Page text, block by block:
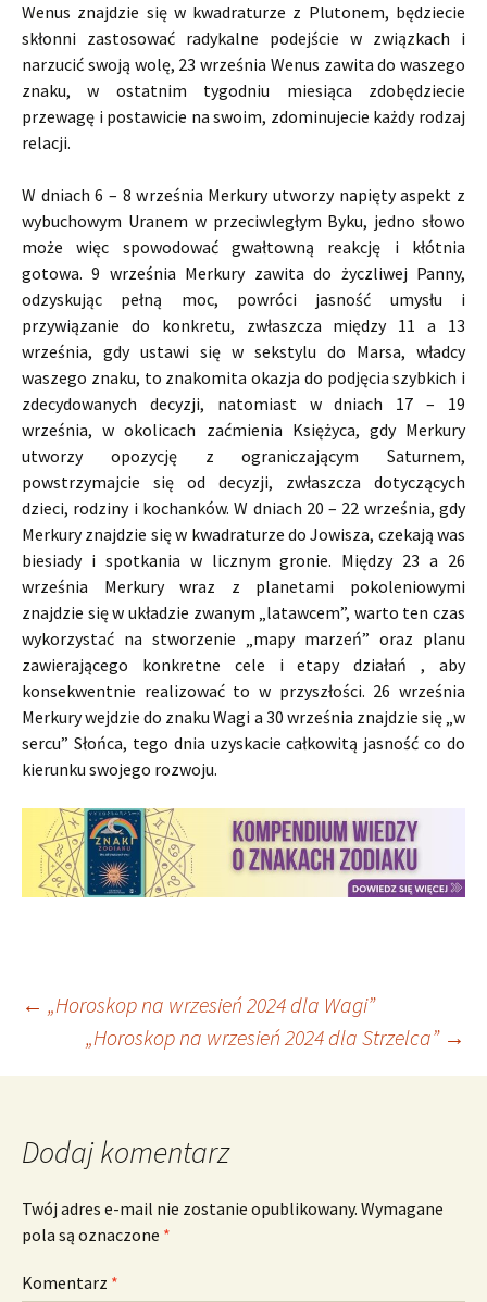
Wenus znajdzie się w kwadraturze z Plutonem, będziecie
skłonni zastosować radykalne podejście w związkach i
narzucić swoją wolę, 23 września Wenus zawita do waszego
znaku, w ostatnim tygodniu miesiąca zdobędziecie
przewagę i postawicie na swoim, zdominujecie każdy rodzaj
relacji.
W dniach 6 – 8 września Merkury utworzy napięty aspekt z
wybuchowym Uranem w przeciwległym Byku, jedno słowo
może więc spowodować gwałtowną reakcję i kłótnia
gotowa. 9 września Merkury zawita do życzliwej Panny,
odzyskując pełną moc, powróci jasność umysłu i
przywiązanie do konkretu, zwłaszcza między 11 a 13
września, gdy ustawi się w sekstylu do Marsa, władcy
waszego znaku, to znakomita okazja do podjęcia szybkich i
zdecydowanych decyzji, natomiast w dniach 17 – 19
września, w okolicach zaćmienia Księżyca, gdy Merkury
utworzy opozycję z ograniczającym Saturnem,
powstrzymajcie się od decyzji, zwłaszcza dotyczących
dzieci, rodziny i kochanków. W dniach 20 – 22 września, gdy
Merkury znajdzie się w kwadraturze do Jowisza, czekają was
biesiady i spotkania w licznym gronie. Między 23 a 26
września Merkury wraz z planetami pokoleniowymi
znajdzie się w układzie zwanym „latawcem”, warto ten czas
wykorzystać na stworzenie „mapy marzeń” oraz planu
zawierającego konkretne cele i etapy działań , aby
konsekwentnie realizować to w przyszłości. 26 września
Merkury wejdzie do znaku Wagi a 30 września znajdzie się „w
sercu” Słońca, tego dnia uzyskacie całkowitą jasność co do
kierunku swojego rozwoju.
Nawigacja
wpisu
← „Horoskop na wrzesień 2024 dla Wagi”
„Horoskop na wrzesień 2024 dla Strzelca” →
Dodaj komentarz
Twój adres e-mail nie zostanie opublikowany. Wymagane
pola są oznaczone *
Komentarz *